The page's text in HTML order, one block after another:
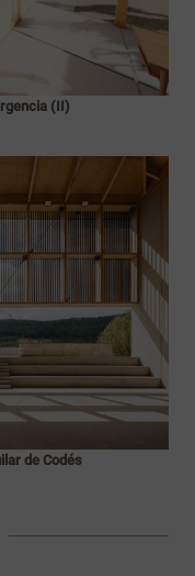
(II)
de Codés